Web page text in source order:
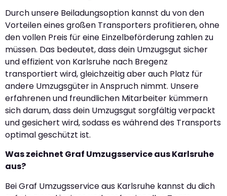
Durch unsere Beiladungsoption kannst du von den
Vorteilen eines großen Transporters profitieren, ohne
den vollen Preis für eine Einzelbeförderung zahlen zu
müssen. Das bedeutet, dass dein Umzugsgut sicher
und effizient von Karlsruhe nach Bregenz
transportiert wird, gleichzeitig aber auch Platz für
andere Umzugsgüter in Anspruch nimmt. Unsere
erfahrenen und freundlichen Mitarbeiter kümmern
sich darum, dass dein Umzugsgut sorgfältig verpackt
und gesichert wird, sodass es während des Transports
optimal geschützt ist.
Was zeichnet Graf Umzugsservice aus Karlsruhe
aus?
Bei Graf Umzugsservice aus Karlsruhe kannst du dich